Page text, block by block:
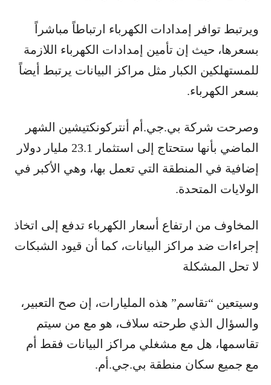
ويرتبط توافر إمدادات الكهرباء ارتباطاً مباشراً
بسعرها، حيث إن تأمين إمدادات الكهرباء اللازمة
للمستهلكين الكبار مثل مراكز البيانات يرتبط أيضاً
بسعر الكهرباء.
وصرحت شركة بي.جي.أم أنتركونكتيشين الشهر
الماضي بأنها ستحتاج إلى استثمار 23.1 مليار دولار
إضافية في المنطقة التي تعمل بها، وهي الأكبر في
الولايات المتحدة.
المخاوف من ارتفاع أسعار الكهرباء تدفع إلى اتخاذ
إجراءات ضد مراكز البيانات، كما أن قيود الشبكات
لا تحل المشكلة
وسيتعين “تقاسم” هذه المليارات، إن صح التعبير،
والسؤال الذي طرحته سلاف، هو مع من سيتم
تقاسمها، هل مع مشغلي مراكز البيانات فقط أم
مع جميع سكان منطقة بي.جي.أم.